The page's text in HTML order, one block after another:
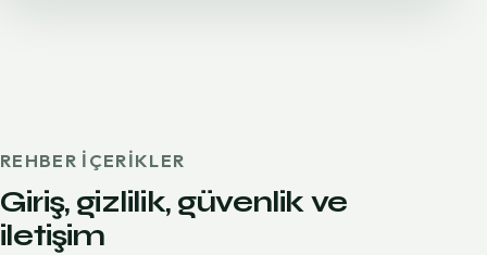
REHBER IÇERIKLER
Giriş, gizlilik, güvenlik ve
iletişim